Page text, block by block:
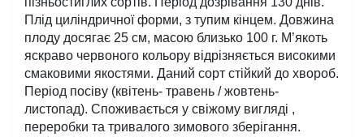
Плід циліндричної форми, з тупим кінцем. Довжина
плоду досягає 25 см, масою близько 100 г. М’якоть
яскраво червоного кольору відрізняється високими
смаковими якостями. Даний сорт стійкий до хвороб.
Період посіву (квітень- травень / жовтень-
листопад). Споживається у свіжому вигляді ,